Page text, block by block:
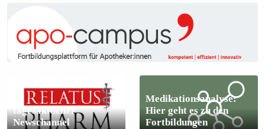
tagesaktueller
Newschannel
Medikationsanalyse:
Hier geht es zu den
Fortbildungen